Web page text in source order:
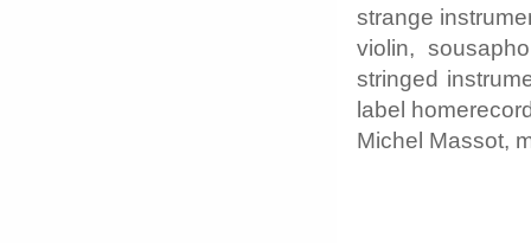
strange
violin,
stringed
label
Michel Massot,